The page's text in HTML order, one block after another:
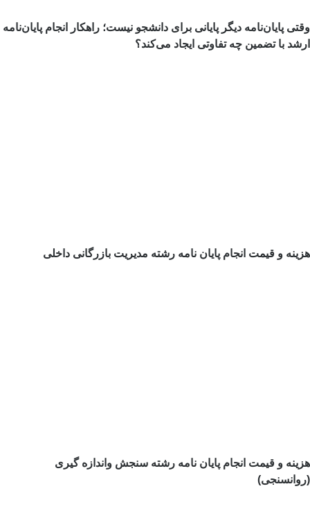
وقتی پایان‌نامه دیگر پایانی برای دانشجو نیست؛ راهکار انجام پایان‌نامه
ارشد با تضمین چه تفاوتی ایجاد می‌کند؟
هزینه و قیمت انجام پایان نامه رشته مدیریت بازرگانی داخلی
هزینه و قیمت انجام پایان نامه رشته سنجش واندازه گیری
(روانسنجی)